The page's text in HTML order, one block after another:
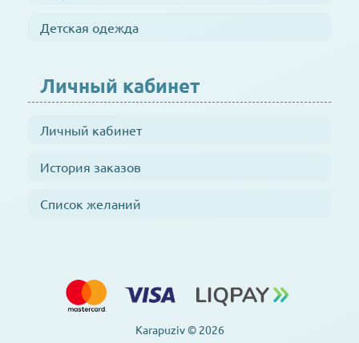
Детская одежда
Личный кабинет
Личный кабинет
История заказов
Список желаний
Karapuziv © 2026